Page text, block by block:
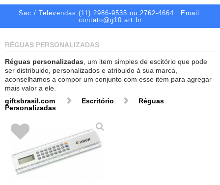
Sac / Televendas (11) 2986-9535 ou 2762-4664
Email:
contato@g10.art.br
RÉGUAS PERSONALIZADAS
Réguas personalizadas , um item simples de escitório que pode
ser distribuido, personalizados e atribuido à sua marca,
aconselhamos a compor um conjunto com esse item para agregar
mais valor a ele.
giftsbrasil.com
Escritório
Réguas
Personalizadas